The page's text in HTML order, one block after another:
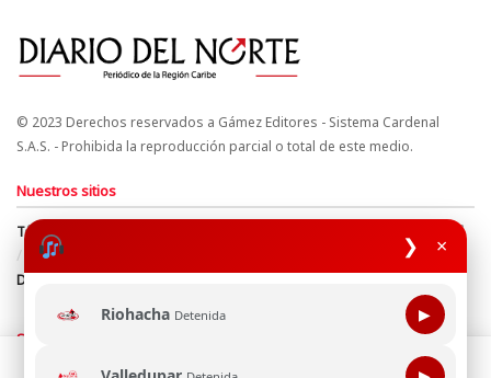
❯ ×
Riohacha Detenida ▶
© 2023 Derechos reservados a Gámez Editores - Sistema Cardenal
S.A.S. - Prohibida la reproducción parcial o total de este medio.
Nuestros sitios
Términos y Condiciones
Derechos de Autor y Propiedad Intelectual
Política de uso de cookies
Política de Tratamiento de Datos
Directrices Editoriales
Síguenos
Esta página web usa cookie para mejorar tu experiencia de